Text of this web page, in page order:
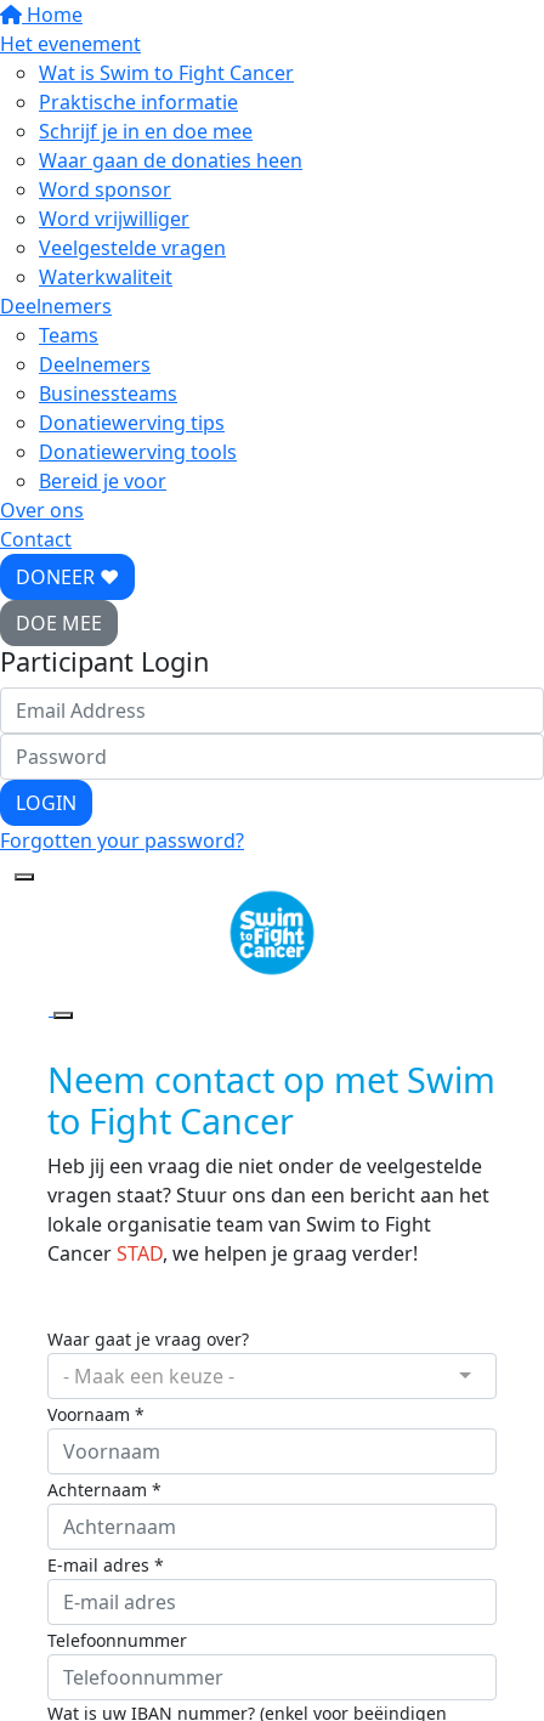
Home
Het evenement
Wat is Swim to Fight Cancer
Praktische informatie
Schrijf je in en doe mee
Waar gaan de donaties heen
Word sponsor
Word vrijwilliger
Veelgestelde vragen
Waterkwaliteit
Deelnemers
Teams
Deelnemers
Businessteams
Donatiewerving tips
Donatiewerving tools
Bereid je voor
Over ons
Contact
DONEER ♥
DOE MEE
Participant Login
LOGIN
Forgotten your password?
Neem contact op met Swim
to Fight Cancer
Heb jij een vraag die niet onder de veelgestelde
vragen staat? Stuur ons dan een bericht aan het
lokale organisatie team van Swim to Fight
CancerSTAD, we helpen je graag verder!
Waar gaat je vraag over?
- Maak een keuze -
Voornaam *
Achternaam *
E-mail adres *
Telefoonnummer
Wat is uw IBAN nummer? (enkel voor beëindigen